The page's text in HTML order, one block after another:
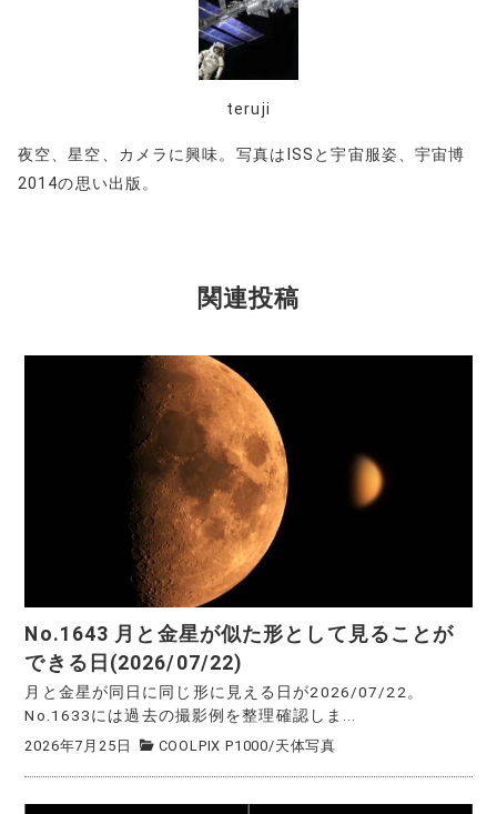
teruji
夜空、星空、カメラに興味。写真はISSと宇宙服姿、宇宙博
2014の思い出版。
関連投稿
No.1643 月と金星が似た形として見ることが
できる日(2026/07/22)
月と金星が同日に同じ形に見える日が2026/07/22。
No.1633には過去の撮影例を整理確認しま...
2026年7月25日 COOLPIX P1000/天体写真